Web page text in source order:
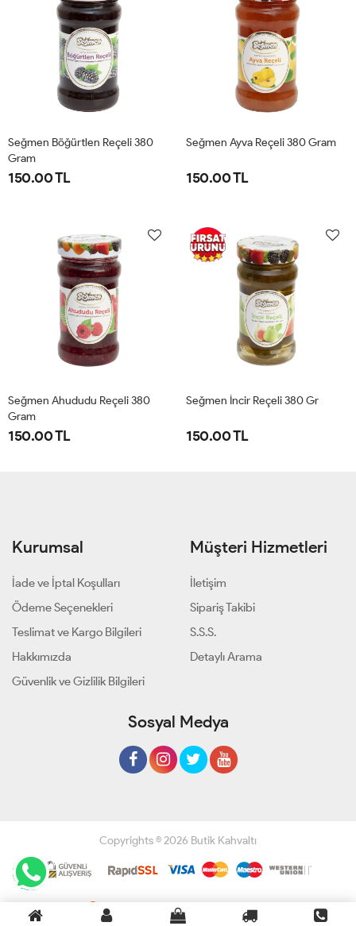
Seğmen Böğürtlen Reçeli 380
Gram
150.00 TL
Seğmen Ayva Reçeli 380 Gram
150.00 TL
Seğmen Ahududu Reçeli 380
Gram
150.00 TL
Seğmen İncir Reçeli 380 Gr
150.00 TL
Kurumsal
İade ve İptal Koşulları
Ödeme Seçenekleri
Teslimat ve Kargo Bilgileri
Hakkımızda
Güvenlik ve Gizlilik Bilgileri
Müşteri Hizmetleri
İletişim
Sipariş Takibi
S.S.S.
Detaylı Arama
Sosyal Medya
Copyrights © 2026 Butik Kahvaltı
Geliştir - powered by innovation